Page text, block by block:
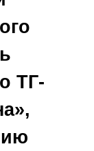
ТГ-